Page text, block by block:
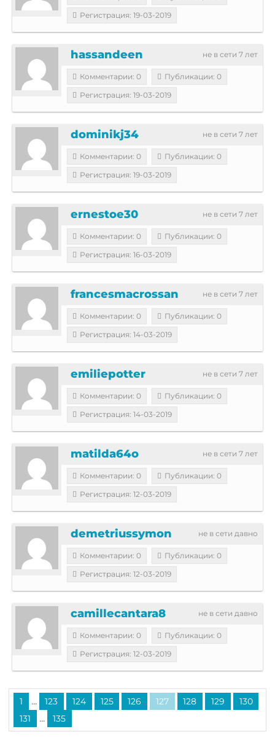
Регистрация: 19-03-2019
не в сети 7 лет
hassandeen
Комментарии: 0
Публикации: 0
Регистрация: 19-03-2019
не в сети 7 лет
dominikj34
Комментарии: 0
Публикации: 0
Регистрация: 19-03-2019
не в сети 7 лет
ernestoe30
Комментарии: 0
Публикации: 0
Регистрация: 16-03-2019
не в сети 7 лет
francesmacrossan
Комментарии: 0
Публикации: 0
Регистрация: 14-03-2019
не в сети 7 лет
emiliepotter
Комментарии: 0
Публикации: 0
Регистрация: 14-03-2019
не в сети 7 лет
matilda64o
Комментарии: 0
Публикации: 0
Регистрация: 12-03-2019
не в сети давно
demetriussymon
Комментарии: 0
Публикации: 0
Регистрация: 12-03-2019
не в сети давно
camillecantara8
Комментарии: 0
Публикации: 0
Регистрация: 12-03-2019
1 ... 123 124 125 126 127 128 129
130
131
... 135